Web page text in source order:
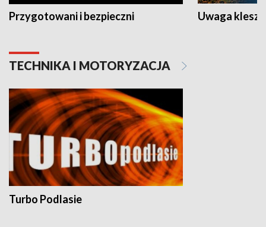
Przygotowani i bezpieczni Uwaga
TECHNIKA I MOTORYZACJA
Turbo Podlasie